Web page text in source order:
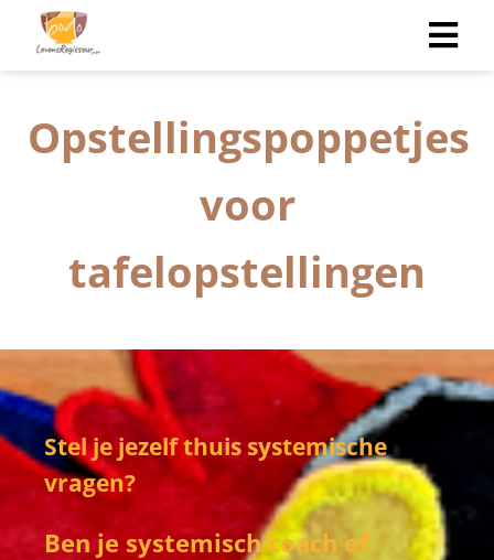
Opstellingspoppetjes
voor
tafelopstellingen
Stel je jezelf thuis systemische
vragen?
Ben je systemisch coach of